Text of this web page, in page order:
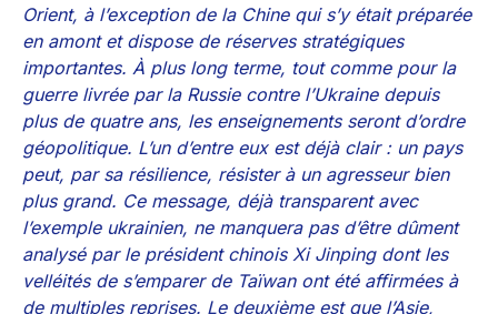
Orient, à l’exception de la Chine qui s’y était préparée
en amont et dispose de réserves stratégiques
importantes. À plus long terme, tout comme pour la
guerre livrée par la Russie contre l’Ukraine depuis
plus de quatre ans, les enseignements seront d’ordre
géopolitique. L’un d’entre eux est déjà clair : un pays
peut, par sa résilience, résister à un agresseur bien
plus grand. Ce message, déjà transparent avec
l’exemple ukrainien, ne manquera pas d’être dûment
analysé par le président chinois Xi Jinping dont les
velléités de s’emparer de Taïwan ont été affirmées à
de multiples reprises. Le deuxième est que l’Asie,